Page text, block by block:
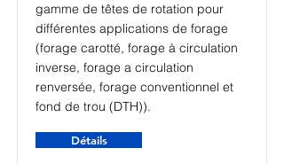
gamme de têtes de rotation pour
différentes applications de forage
(forage carotté, forage à circulation
inverse, forage a circulation
renversée, forage conventionnel et
fond de trou (DTH)).
Détails